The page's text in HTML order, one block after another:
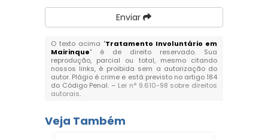
Enviar
O texto acima "Tratamento Involuntário em
Mairinque" é de direito reservado. Sua
reprodução, parcial ou total, mesmo citando
nossos links, é proibida sem a autorização do
autor. Plágio é crime e está previsto no artigo 184
do Código Penal. – Lei n° 9.610-98 sobre direitos
autorais.
Veja Também